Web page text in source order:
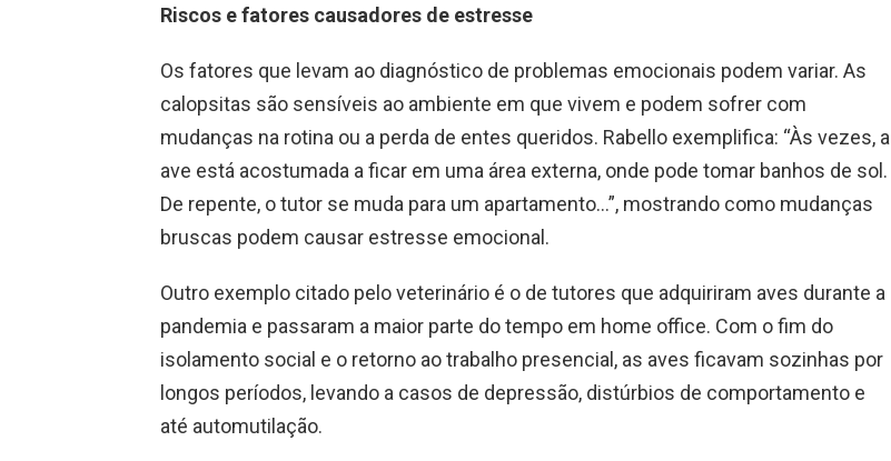
Riscos e fatores causadores de estresse
Os fatores que levam ao diagnóstico de problemas emocionais podem variar. As
calopsitas são sensíveis ao ambiente em que vivem e podem sofrer com
mudanças na rotina ou a perda de entes queridos. Rabello exemplifica: “Às vezes, a
ave está acostumada a ficar em uma área externa, onde pode tomar banhos de sol.
De repente, o tutor se muda para um apartamento…”, mostrando como mudanças
bruscas podem causar estresse emocional.
Outro exemplo citado pelo veterinário é o de tutores que adquiriram aves durante a
pandemia e passaram a maior parte do tempo em home office. Com o fim do
isolamento social e o retorno ao trabalho presencial, as aves ficavam sozinhas por
longos períodos, levando a casos de depressão, distúrbios de comportamento e
até automutilação.